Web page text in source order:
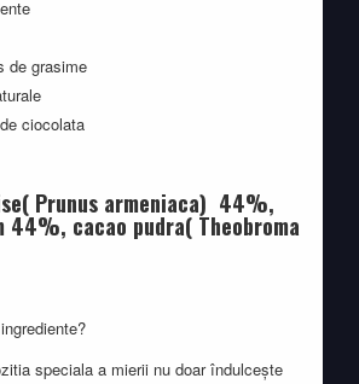
de grasime
ciocolata
( Prunus armeniaca) 44%,
44%, cacao pudra( Theobroma
speciala a mierii nu doar îndulcește